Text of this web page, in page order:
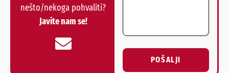
nešto/nekoga pohvaliti?
Javite nam se!
POŠALJI